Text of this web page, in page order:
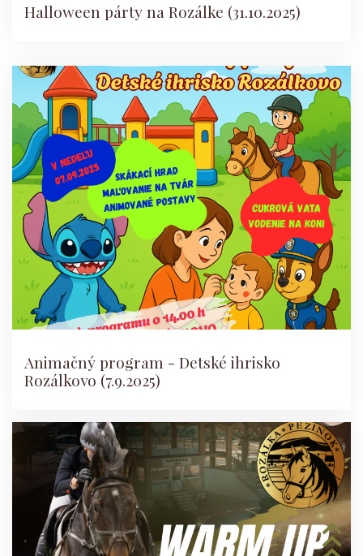
Halloween párty na Rozálke (31.10.2025)
Animačný program - Detské ihrisko
Rozálkovo (7.9.2025)